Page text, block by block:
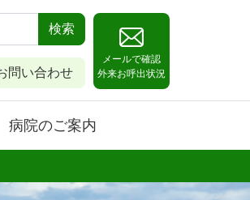
検索
問い合わせ
メールで確認
外来お呼出状況
病院のご案内